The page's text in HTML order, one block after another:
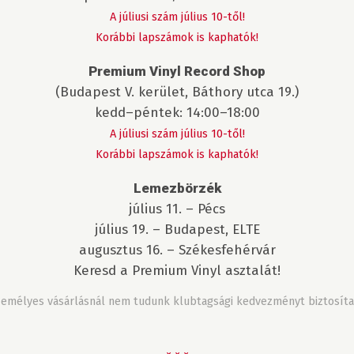
A júliusi szám július 10-től!
Korábbi lapszámok is kaphatók!
Premium Vinyl Record Shop
(Budapest V. kerület, Báthory utca 19.)
kedd–péntek: 14:00–18:00
A júliusi szám július 10-től!
Korábbi lapszámok is kaphatók!
Lemezbörzék
július 11. – Pécs
július 19. – Budapest, ELTE
augusztus 16. – Székesfehérvár
Keresd a Premium Vinyl asztalát!
vásárlásnál nem tudunk klubtagsági kedvezményt